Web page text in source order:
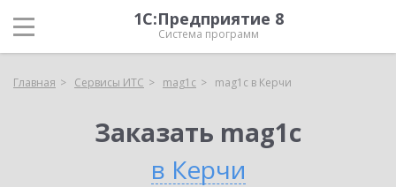
1С:Предприятие 8
Система программ
Главная Сервисы ИТС mag1c mag1c в Керчи
Заказать mag1c
в Керчи